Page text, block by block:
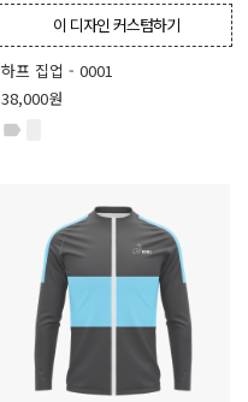
이 디자인 커스텀하기
하프 집업 - 0001
38,000원
label